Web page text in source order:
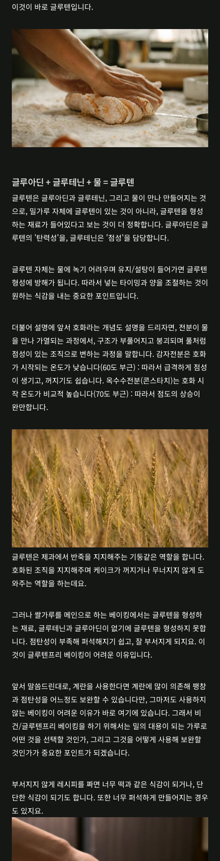
이것이 바로 글루텐입니다.
글루아딘 + 글루테닌 + 물 = 글루텐
글루텐은 글루아딘과 글루테닌, 그리고 물이 만나 만들어지는 것
으로, 밀가루 자체에 글루텐이 있는 것이 아니라, 글루텐을 형성
하는 재료가 들어있다고 보는 것이 더 정확합니다. 글루아딘은 글
루텐의 '탄력성'을, 글루테닌은 '점성'을 담당합니다.
글루텐 자체는 물에 녹기 어려우며 유지/설탕이 들어가면 글루텐
형성에 방해가 됩니다. 따라서 넣는 타이밍과 양을 조절하는 것이
원하는 식감을 내는 중요한 포인트입니다.
더불어 설명에 앞서 호화라는 개념도 설명을 드리자면, 전분이 물
을 만나 가열되는 과정에서, 구조가 부풀어지고 붕괴되며 풀처럼
점성이 있는 조직으로 변하는 과정을 말합니다. 감자전분은 호화
가 시작되는 온도가 낮습니다(60도 부근) : 따라서 급격하게 점성
이 생기고, 꺼지기도 쉽습니다. 옥수수전분(콘스타치)는 호화 시
작 온도가 비교적 높습니다(70도 부근) : 따라서 점도의 상승이
완만합니다.
글루텐은 제과에서 반죽을 지지해주는 기둥같은 역할을 합니다.
호화된 조직을 지지해주며 케이크가 꺼지거나 무너지지 않게 도
와주는 역할을 하는데요.
그러나 쌀가루를 메인으로 하는 베이킹에서는 글루텐을 형성하
는 재료, 글루테닌과 글루아딘이 없기에 글루텐을 형성하지 못합
니다. 점탄성이 부족해 퍼석해지기 쉽고, 잘 부서지게 되지요. 이
것이 글루텐프리 베이킹이 어려운 이유입니다.
앞서 말씀드린대로, 계란을 사용한다면 계란에 많이 의존해 팽창
과 점탄성을 어느정도 보완할 수 있습니다만, 그마저도 사용하지
않는 베이킹이 어려운 이유가 바로 여기에 있습니다. 그래서 비
건/글루텐프리 베이킹을 하기 위해서는 밀의 대용이 되는 가루로
어떤 것을 선택할 것인가, 그리고 그것을 어떻게 사용해 보완할
것인가가 중요한 포인트가 되겠습니다.
부서지지 않게 레시피를 짜면 너무 떡과 같은 식감이 되거나, 단
단한 식감이 되기도 합니다. 또한 너무 퍼석하게 만들어지는 경우
도 있지요.